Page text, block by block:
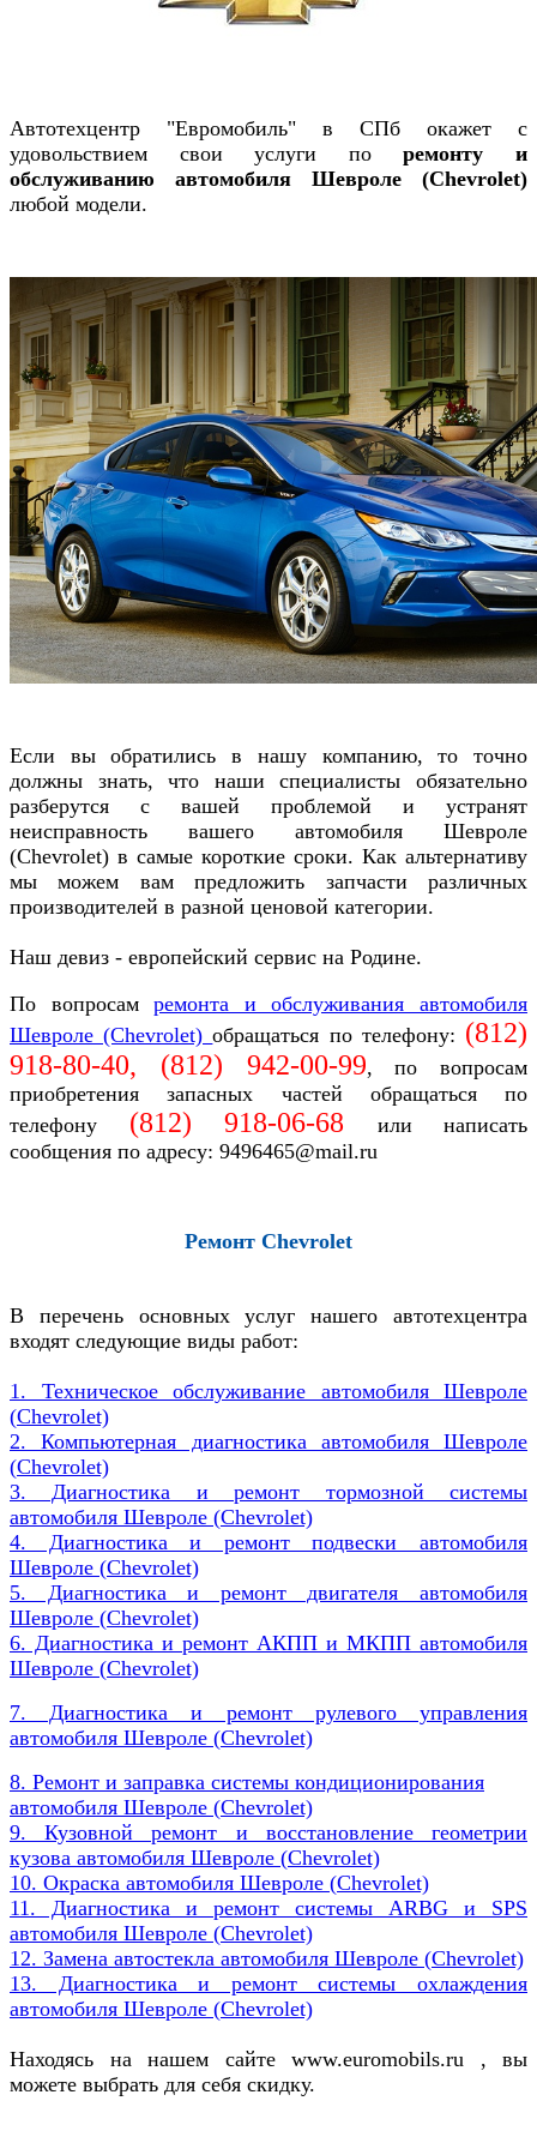
Автотехцентр "Евромобиль" в СПб окажет с
удовольствием свои услуги поремонту и
обслуживанию автомобиля Шевроле (Chevrolet)
любой модели.
Если вы обратились в нашу компанию, то точно
должны знать, что наши специалисты обязательно
разберутся с вашей проблемой и устранят
неисправность вашего автомобиля Шевроле
(Chevrolet) в самые короткие сроки. Как альтернативу
мы можем вам предложить запчасти различных
производителей в разной ценовой категории.
Наш девиз - европейский сервис на Родине.
По вопросамремонта и обслуживания автомобиля
Шевроле (Chevrolet)обращаться по телефону: (812)
918-80-40, (812) 942-00-99, по вопросам
приобретения запасных частей обращаться по
телефону (812) 918-06-68
или написать
сообщения по адресу: 9496465@mail.ru
Ремонт Chevrolet
В перечень основных услуг нашего автотехцентра
входят следующие виды работ:
1. Техническое обслуживание автомобиля Шевроле
(Chevrolet)
2. Компьютерная диагностика автомобиля Шевроле
(Chevrolet)
3. Диагностика и ремонт тормозной системы
автомобиля Шевроле (Chevrolet)
4. Диагностика и ремонт подвески автомобиля
Шевроле (Chevrolet)
5. Диагностика и ремонт двигателя автомобиля
Шевроле (Chevrolet)
6. Диагностика и ремонт АКПП и МКПП автомобиля
Шевроле (Chevrolet)
7. Диагностика и ремонт рулевого управления
автомобиля Шевроле (Chevrolet)
8. Ремонт и заправка системы кондиционирования
автомобиля Шевроле (Chevrolet)
9. Кузовной ремонт и восстановление геометрии
кузова автомобиля Шевроле (Chevrolet)
10. Окраска автомобиля Шевроле (Chevrolet)
11. Диагностика и ремонт системы ARBG и SPS
автомобиля Шевроле (Chevrolet)
12. Замена автостекла автомобиля Шевроле (Chevrolet)
13. Диагностика и ремонт системы охлаждения
автомобиля Шевроле (Chevrolet)
Находясь на нашем сайте www.euromobils.ru , вы
можете выбрать для себя скидку.